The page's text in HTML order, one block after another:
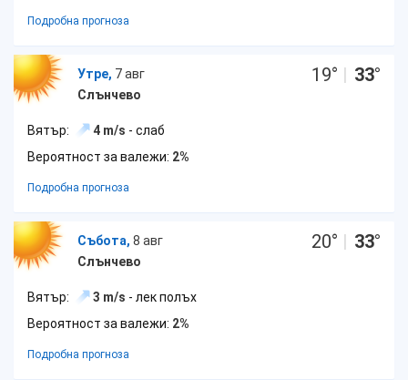
Подробна прогноза
Утре, 7 авг
Слънчево
19° | 33°
Вятър: 4 m/s - слаб
Вероятност за валежи: 2%
Подробна прогноза
Събота, 8 авг
Слънчево
20° | 33°
Вятър: 3 m/s - лек полъх
Вероятност за валежи: 2%
Подробна прогноза